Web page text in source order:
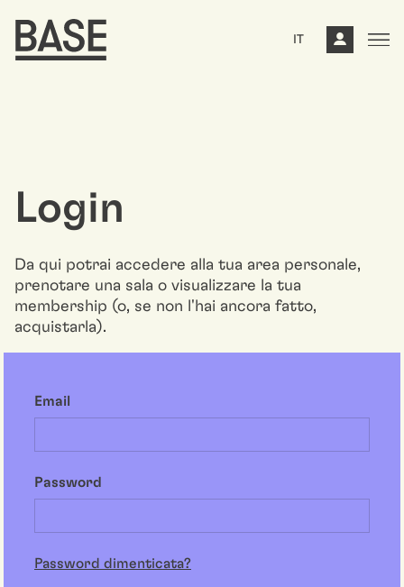
IT
Login
Da qui potrai accedere alla tua area personale,
prenotare una sala o visualizzare la tua
membership (o, se non l'hai ancora fatto,
acquistarla).
Email
Password
Password dimenticata?